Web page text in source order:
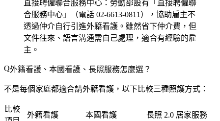
直接聘僱聯合服務中心 ：勞動部設有「直接聘僱聯
合服務中心」（電話 02-6613-0811），協助雇主不
透過仲介自行引進外籍看護。雖然省下仲介費，但
文件往來、語言溝通需自己處理，適合有經驗的雇
主。
外籍看護、本國看護、長照服務怎麼選？
不是每個家庭都適合請外籍看護，以下比較三種照護方式：
比較
外籍看護 本國看護 長照 2.0 居家服務